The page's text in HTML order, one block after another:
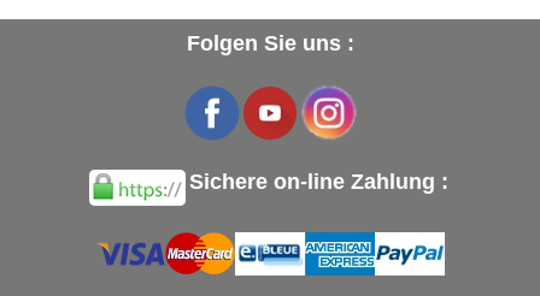
Folgen Sie uns :
Sichere on-line Zahlung :